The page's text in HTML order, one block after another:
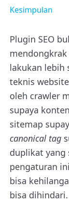
Kesimpulan
Plugin SEO
mendongkrak
lakukan lebih
teknis
oleh crawler
supaya
sitemap
canonical tag
duplikat yang
pengaturan
bisa
bisa dihindari.